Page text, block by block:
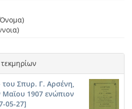
Σπυρ. Γ. Αρσένη,
1907 ενώπιον
05-27]